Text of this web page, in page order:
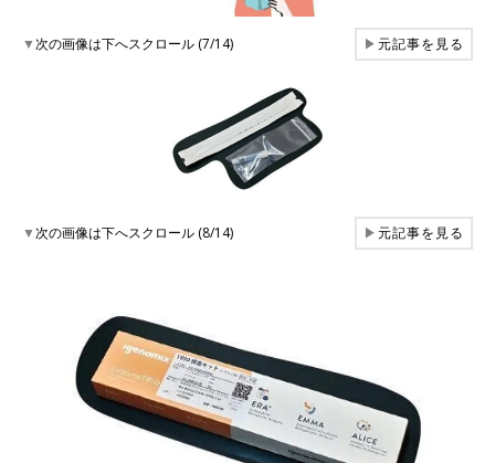
▼次の画像は下へスクロール (7/14) ▶元記事を見る
▼次の画像は下へスクロール (8/14) ▶元記事を見る